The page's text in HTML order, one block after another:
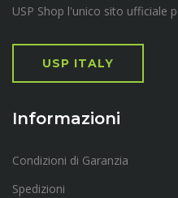
USP Shop l'unico sito ufficiale
USP ITALY
Informazioni
Condizioni di Garanzia
Spedizioni